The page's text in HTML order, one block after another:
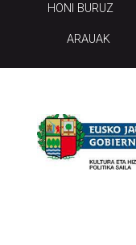
HONI BURUZ
ARAUAK